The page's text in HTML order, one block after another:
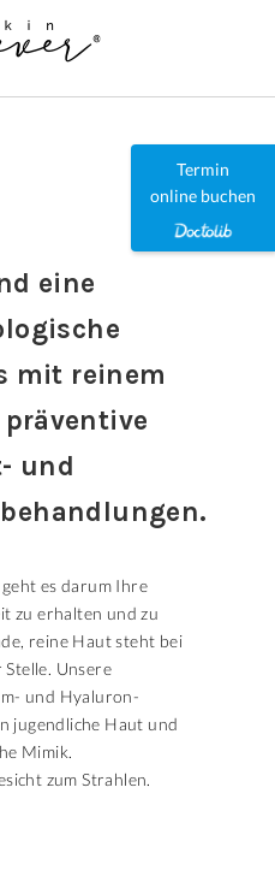
eine
mit reinem
und
geht es darum Ihre
zu erhalten und zu
reine Haut steht bei
Unsere
und Hyaluron-
jugendliche Haut und
Mimik.
zum Strahlen.
Termin
online buchen